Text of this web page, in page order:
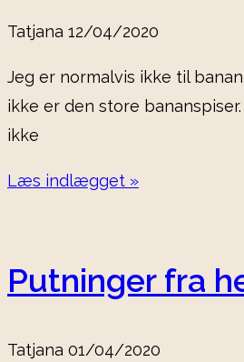
Tatjana 12/04/2020
Jeg er normalvis ikke til
ikke er den store
ikke
Læs indlægget »
Putninger fra
Tatjana 01/04/2020